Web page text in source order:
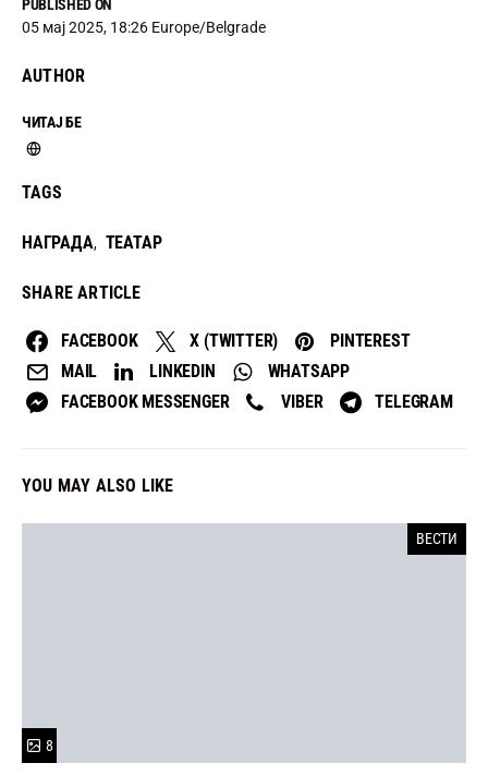
PUBLISHED ON
05 мај 2025, 18:26 Europe/Belgrade
AUTHOR
ЧИТАЈ БЕ
TAGS
НАГРАДА, ТЕАТАР
SHARE ARTICLE
FACEBOOK X (TWITTER)
PINTEREST
MAIL
LINKEDIN
WHATSAPP
FACEBOOK MESSENGER
VIBER TELEGRAM
YOU MAY ALSO LIKE
ВЕСТИ
8